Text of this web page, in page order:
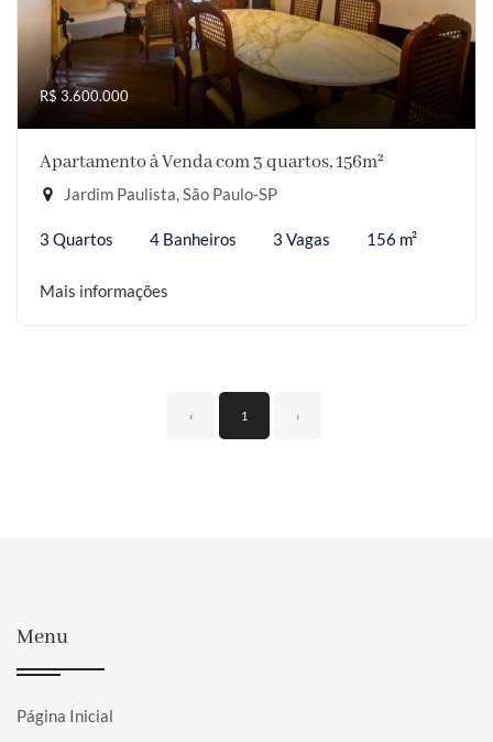
R$ 3.600.000
Apartamento à Venda com 3 quartos, 156m²
Jardim Paulista, São Paulo-SP
3 Quartos 4 Banheiros 3 Vagas 156 m²
Mais informações
‹ 1 ›
Menu
Página Inicial